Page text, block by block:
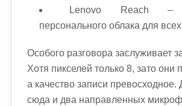
Lenovo Reach –
персонального облака для
Особого разговора заслуживает
Хотя пикселей только 8, зато они
а качество записи превосходное.
сюда и два направленных